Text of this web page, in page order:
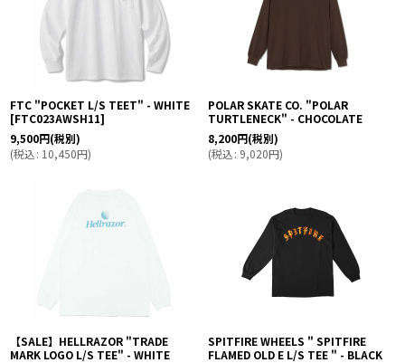
FTC "POCKET L/S TEET" - WHITE
[FTC023AWSH11]
9,500円(税別)
(税込: 10,450円)
POLAR SKATE CO. "POLAR
TURTLENECK" - CHOCOLATE
8,200円(税別)
(税込: 9,020円)
【SALE】HELLRAZOR "TRADE
MARK LOGO L/S TEE" - WHITE
SPITFIRE WHEELS " SPITFIRE
FLAMED OLD E L/S TEE " - BLACK